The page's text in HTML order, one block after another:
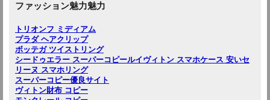
ファッション魅力魅力
トリオンフ ミディアム
プラダ ヘアクリップ
ボッテガ ツイストリング
シードゥエラー スーパーコピールイヴィトン スマホケース 安いセ
リーヌ スマホリング
スーパーコピー優良サイト
ヴィトン財布 コピー